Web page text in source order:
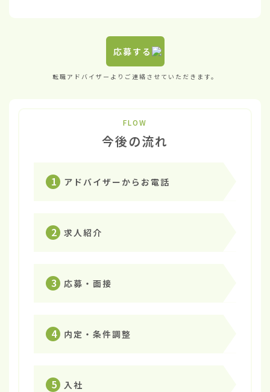
応募する
転職アドバイザーよりご連絡させていただきます。
FLOW
今後の流れ
1 アドバイザーからお電話
2 求人紹介
3 応募・面接
4 内定・条件調整
5 入社